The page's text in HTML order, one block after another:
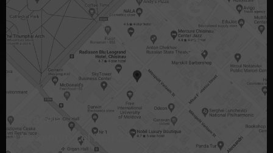
Stradela
Alexandru cel Bun 23